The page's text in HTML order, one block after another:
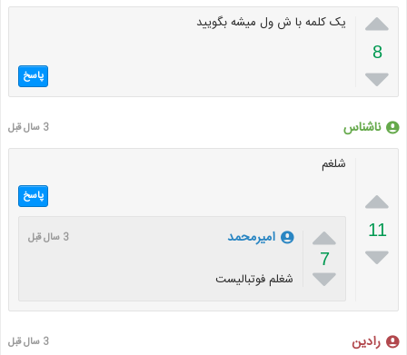

8

یک کلمه با ش ول میشه بگویید
پاسخ
ناشناس 3 سال قبل

11

شلغم
پاسخ

7

امیرمحمد 3 سال قبل
شغلم فوتبالیست
رادین 3 سال قبل